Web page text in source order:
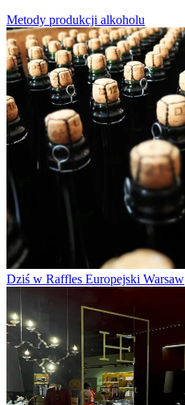
Metody produkcji alkoholu
Dziś w Raffles Europejski Warsaw